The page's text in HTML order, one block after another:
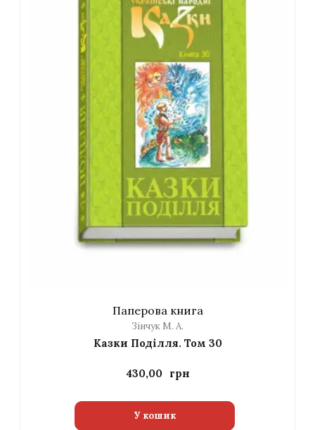
Паперова книга
Зінчук М. А.
Казки Поділля. Том 30
430,00
У кошик